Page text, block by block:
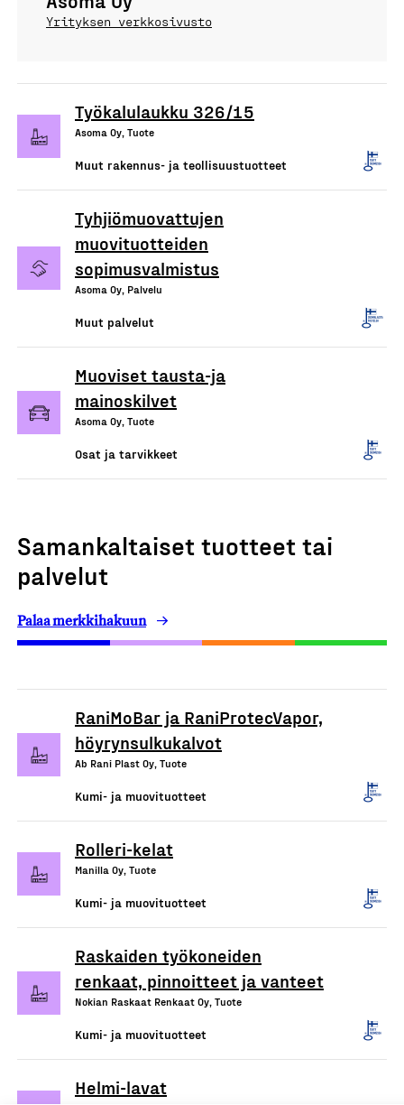
Yrityksen verkkosivusto
Työkalulaukku 326/15
Asoma Oy, Tuote
Muut rakennus- ja teollisuustuotteet
Tyhjiömuovattujen
muovituotteiden
sopimusvalmistus
Asoma Oy, Palvelu
Muut palvelut
Muoviset tausta-ja
mainoskilvet
Asoma Oy, Tuote
Osat ja tarvikkeet
Samankaltaiset tuotteet tai
palvelut
Palaa merkkihakuun
RaniMoBar ja RaniProtecVapor,
höyrynsulkukalvot
Ab Rani Plast Oy, Tuote
Kumi- ja muovituotteet
Rolleri-kelat
Manilla Oy, Tuote
Kumi- ja muovituotteet
Raskaiden työkoneiden
renkaat, pinnoitteet ja vanteet
Nokian Raskaat Renkaat Oy, Tuote
Kumi- ja muovituotteet
Helmi-lavat